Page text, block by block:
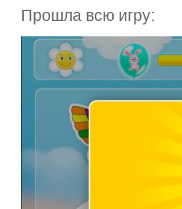
Прошла всю игру: